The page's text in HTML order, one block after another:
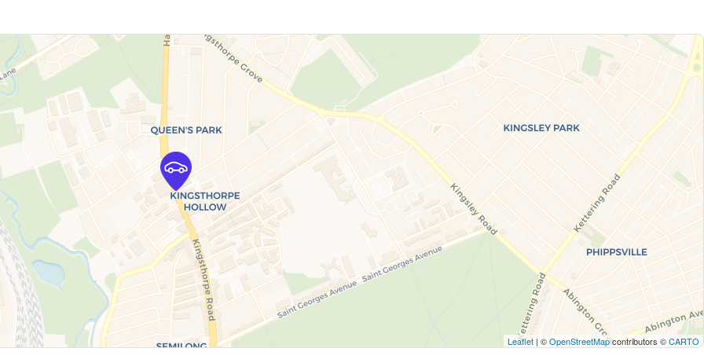
Leaflet | ©OpenStreetMapcontributors ©CARTO